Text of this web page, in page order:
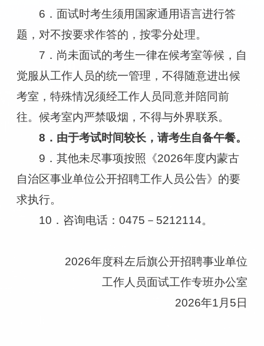
6．面试时考生须用国家通用语言进行答
题，对不按要求作答的，按零分处理。
7．尚未面试的考生一律在候考室等候，自
觉服从工作人员的统一管理，不得随意进出候
考室，特殊情况须经工作人员同意并陪同前
往。候考室内严禁吸烟，不得与外界联系。
8．由于考试时间较长，请考生自备午餐。
9．其他未尽事项按照《2026年度内蒙古
自治区事业单位公开招聘工作人员公告》的要
求执行。
10．咨询电话：0475－5212114。
2026年度科左后旗公开招聘事业单位
工作人员面试工作专班办公室
2026年1月5日